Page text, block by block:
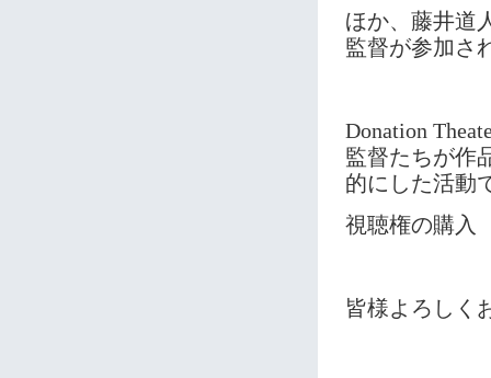
ほか、藤井道
監督が参加さ
Donation
監督たちが作
的にした活動
視聴権の購入
皆様よろしく